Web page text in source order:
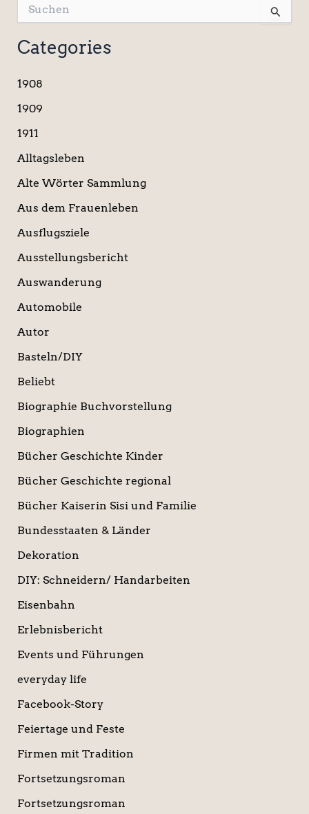
u
c
h
n
a
h
Categories
1908
1909
1911
Alltagsleben
Alte Wörter Sammlung
Aus dem Frauenleben
Ausflugsziele
Ausstellungsbericht
Auswanderung
Automobile
Autor
Basteln/DIY
Beliebt
Biographie Buchvorstellung
Biographien
Bücher Geschichte Kinder
Bücher Geschichte regional
Bücher Kaiserin Sisi und Familie
Bundesstaaten & Länder
Dekoration
DIY: Schneidern/ Handarbeiten
Eisenbahn
Erlebnisbericht
Events und Führungen
everyday life
Facebook-Story
Feiertage und Feste
Firmen mit Tradition
Fortsetzungsroman
Fortsetzungsroman